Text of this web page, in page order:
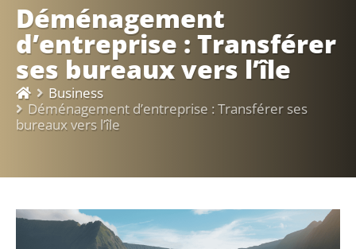
Déménagement
d’entreprise : Transférer
ses bureaux vers l’île
Business
Déménagement d’entreprise : Transférer ses
bureaux vers l’île